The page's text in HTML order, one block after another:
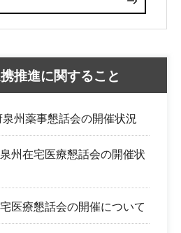
推進に関すること
州薬事懇話会の開催状況
州在宅医療懇話会の開催状
医療懇話会の開催について